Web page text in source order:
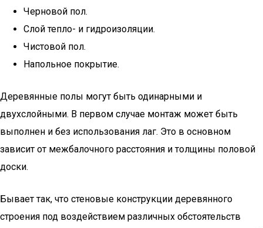
Черновой пол.
Слой тепло- и гидроизоляции.
Чистовой пол.
Напольное покрытие.
Деревянные полы могут быть одинарными и
двухслойными. В первом случае монтаж может быть
выполнен и без использования лаг. Это в основном
зависит от межбалочного расстояния и толщины половой
доски.
Бывает так, что стеновые конструкции деревянного
строения под воздействием различных обстоятельств